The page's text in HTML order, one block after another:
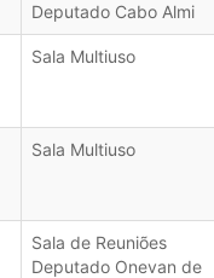
Deputado Cabo Almi
Sala Multiuso
Sala Multiuso
Sala de Reuniões
Deputado Onevan de